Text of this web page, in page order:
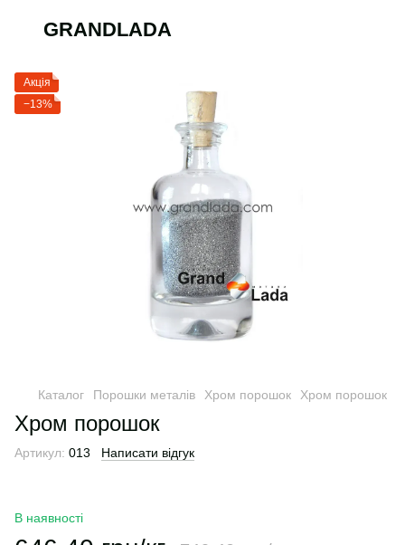
GRANDLADA
Акція
−13%
Каталог Порошки металів Хром порошок Хром порошок
Хром порошок
Артикул: 013 Написати відгук
В наявності